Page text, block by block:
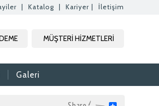
| Katalog | Kariyer | İletişim
MÜŞTERİ HİZMETLERİ
Galeri